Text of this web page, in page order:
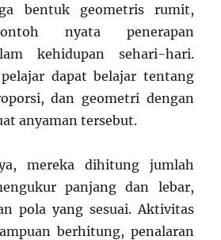
bentuk geometris rumit,
nyata penerapan
kehidupan sehari-hari.
dapat belajar tentang
dan geometri dengan
anyaman tersebut.
mereka dihitung jumlah
panjang dan lebar,
pola yang sesuai. Aktivitas
berhitung, penalaran